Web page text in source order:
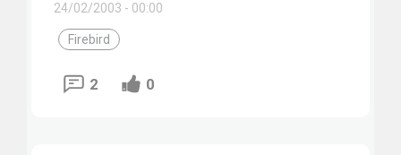
24/02/2003 - 00:00
Firebird
2 0